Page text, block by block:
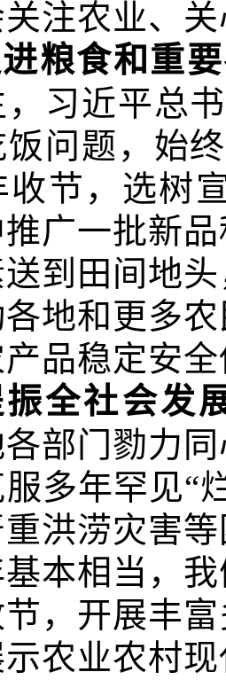
注农业、
粮食和重
，习近平总
饭问题，始
收节，选树
广一批新
到田间地
地和更多
品稳定安
全社会发
部门勠力
多年罕见“
洪涝灾害
本相当，
，开展丰
农业农村